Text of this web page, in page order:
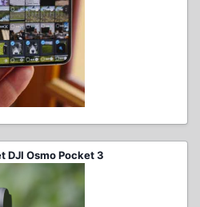
DJI Osmo Pocket 3